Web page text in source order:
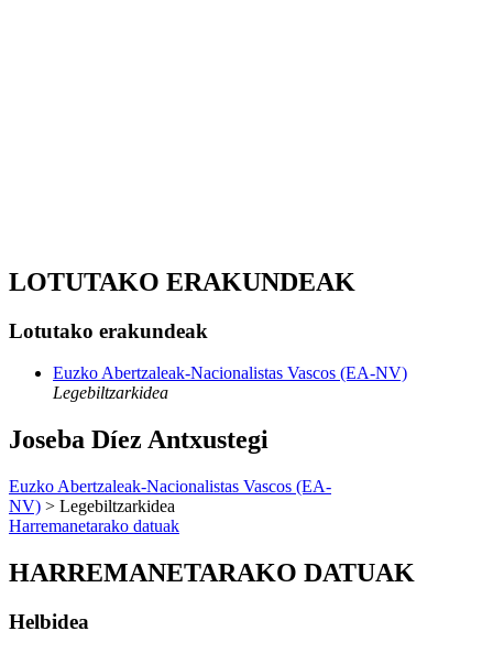
LOTUTAKO ERAKUNDEAK
Lotutako erakundeak
Euzko Abertzaleak-Nacionalistas Vascos (EA-NV)
Legebiltzarkidea
Joseba Díez Antxustegi
Euzko Abertzaleak-Nacionalistas Vascos (EA-
NV) > Legebiltzarkidea
Harremanetarako datuak
HARREMANETARAKO DATUAK
Helbidea